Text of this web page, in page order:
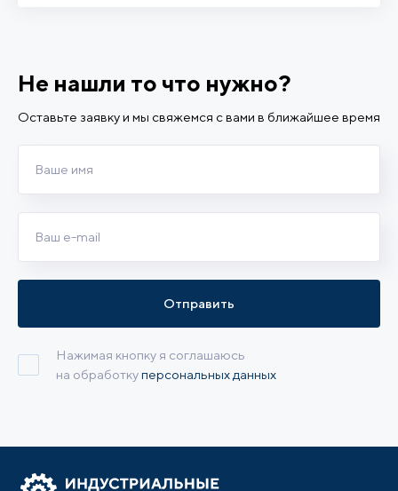
Не нашли то что нужно?
Оставьте заявку и мы свяжемся с вами в ближайшее время
Нажимая кнопку я соглашаюсь
на обработкуперсональных данных
Отправить